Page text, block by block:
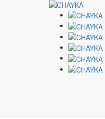
Главная